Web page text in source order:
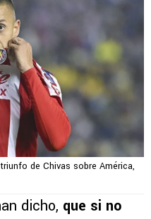
de Chivas sobre América,
dicho, que si no